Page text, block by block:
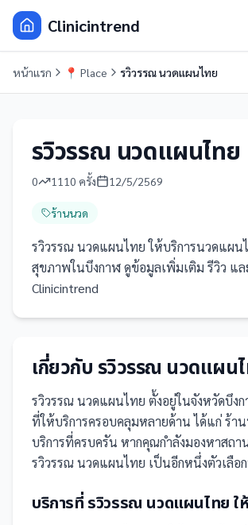
Clinicintrend
หน้าแรก 📍 Place รวิวรรณ นวดแผนไทย
รวิวรรณ นวดแผนไทย
0 1110 ครั้ง 12/5/2569
ร้านนวด
รวิวรรณ นวดแผนไทย ให้บริการนวดแผน
สุขภาพในบึงกาฬ ดูข้อมูลเพิ่มเติม รีวิว แ
Clinicintrend
เกี่ยวกับรวิวรรณ นวดแผน
รวิวรรณ นวดแผนไทย ตั้งอยู่ในจังหวัดบึง
ที่ให้บริการครอบคลุมหลายด้าน ได้แก่ ร้า
บริการที่ครบครัน หากคุณกำลังมองหาสถ
รวิวรรณ นวดแผนไทย เป็นอีกหนึ่งตัวเลือ
บริการที่ รวิวรรณ นวดแผนไทย ใ